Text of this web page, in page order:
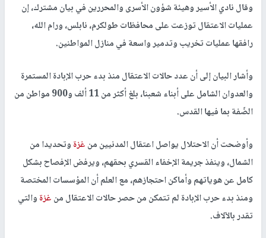
وقال نادي الأسير وهيئة شؤون الأسرى والمحررين في بيان مشترك، إن
عمليات الاعتقال توزعت على محافظات طولكرم، نابلس، ورام الله،
رافقها عمليات تخريب وتدمير واسعة في منازل المواطنين.
وأشار البيان إلى أن عدد حالات الاعتقال منذ بدء حرب الإبادة المستمرة
والعدوان الشامل على أبناء شعبنا، بلغ أكثر من 11 ألف و900 مواطن من
الضّفة بما فيها القدس.
وأوضحت أن الاحتلال يواصل اعتقال المدنيين منغزةوتحديدا من
الشمال، وينفذ جريمة الإخفاء القسري بحقهم، ويرفض الإفصاح بشكل
كامل عن هوياتهم وأماكن احتجازهم، مع العلم أن المؤسسات المختصة
ومنذ بدء حرب الإبادة لم تتمكن من حصر حالات الاعتقال منغزةوالتي
تقدر بالآلاف.